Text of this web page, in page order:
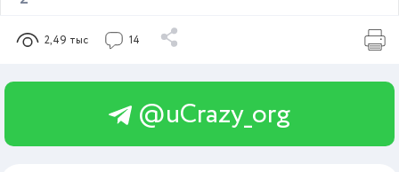
2,49 тыс 14
@uCrazy_org